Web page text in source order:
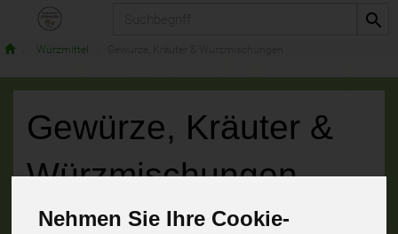
Nehmen Sie Ihre Cookie-
Würzmittel
Gewürze, Kräuter &
Würzmischungen
56 von 1241